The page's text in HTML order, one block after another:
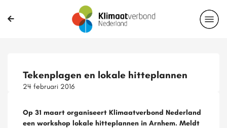
Tekenplagen en lokale hitteplannen
24 februari 2016
Op 31 maart organiseert Klimaatverbond Nederland
een workshop lokale hitteplannen in Arnhem. Meldt